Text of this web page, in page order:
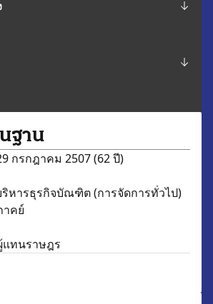
ฐาน
กรกฎาคม 2507 (62 ปี)
หารธุรกิจบัณฑิต (การจัดการทั่วไป)
คย์
ทนราษฎร